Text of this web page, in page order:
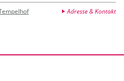
Adresse & Kontakt